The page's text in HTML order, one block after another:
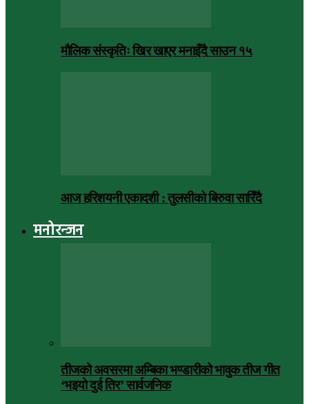
मौलिक संस्कृतिः खिर खाएर मनाइँदै साउन १५
आज हरिशयनी एकादशी : तुलसीको बिरुवा सारिँदै
मनोरन्जन
तीजको अवसरमा अम्बिका भण्डारीको भावुक तीज गीत
‘भइयो दुई तिर’ सार्वजनिक